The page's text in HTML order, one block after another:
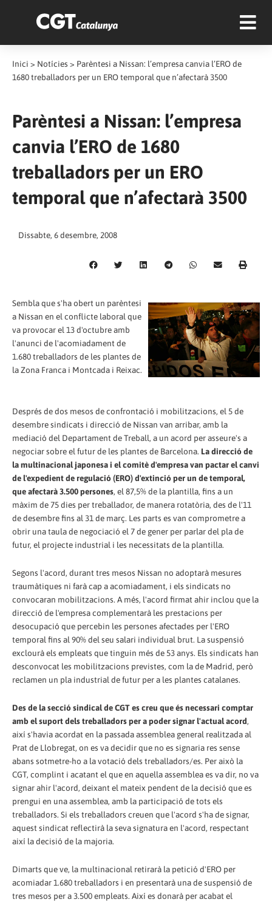
Inici > Notícies > Parèntesi a Nissan: l’empresa canvia l’ERO de
1680 treballadors per un ERO temporal que n’afectarà 3500
Parèntesi a Nissan: l’empresa
canvia l’ERO de 1680
treballadors per un ERO
temporal que n’afectarà 3500
Dissabte, 6 desembre, 2008
Sembla que s'ha obert un parèntesi
a Nissan en el conflicte laboral que
va provocar el 13 d'octubre amb
l'anunci de l'acomiadament de
1.680 treballadors de les plantes de
la Zona Franca i Montcada i Reixac.
Després de dos mesos de confrontació i mobilitzacions, el 5 de
desembre sindicats i direcció de Nissan van arribar, amb la
mediació del Departament de Treball, a un acord per asseure's a
negociar sobre el futur de les plantes de Barcelona. La direcció de
la multinacional japonesa i el comitè d'empresa van pactar el canvi
de l'expedient de regulació (ERO) d'extinció per un de temporal,
que afectarà 3.500 persones, el 87,5% de la plantilla, fins a un
màxim de 75 dies per treballador, de manera rotatòria, des de l'11
de desembre fins al 31 de març. Les parts es van comprometre a
obrir una taula de negociació el 7 de gener per parlar del pla de
futur, el projecte industrial i les necessitats de la plantilla.
Segons l'acord, durant tres mesos Nissan no adoptarà mesures
traumàtiques ni farà cap a acomiadament, i els sindicats no
convocaran mobilitzacions. A més, l'acord firmat ahir inclou que la
direcció de l'empresa complementarà les prestacions per
desocupació que percebin les persones afectades per l'ERO
temporal fins al 90% del seu salari individual brut. La suspensió
exclourà els empleats que tinguin més de 53 anys. Els sindicats han
desconvocat les mobilitzacions previstes, com la de Madrid, però
reclamen un pla industrial de futur per a les plantes catalanes.
Des de la secció sindical de CGT es creu que és necessari comptar
amb el suport dels treballadors per a poder signar l'actual acord,
així s'havia acordat en la passada assemblea general realitzada al
Prat de Llobregat, on es va decidir que no es signaria res sense
abans sotmetre-ho a la votació dels treballadors/es. Per això la
CGT, complint i acatant el que en aquella assemblea es va dir, no va
signar ahir l'acord, deixant el mateix pendent de la decisió que es
prengui en una assemblea, amb la participació de tots els
treballadors. Si els treballadors creuen que l'acord s'ha de signar,
aquest sindicat reflectirà la seva signatura en l'acord, respectant
així la decisió de la majoria.
Dimarts que ve, la multinacional retirarà la petició d'ERO per
acomiadar 1.680 treballadors i en presentarà una de suspensió de
tres mesos per a 3.500 empleats. Així es donarà per acabat el